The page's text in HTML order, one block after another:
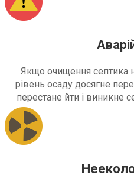
Якщо очищення септика
рівень осаду досягне
перестане йти і виникне